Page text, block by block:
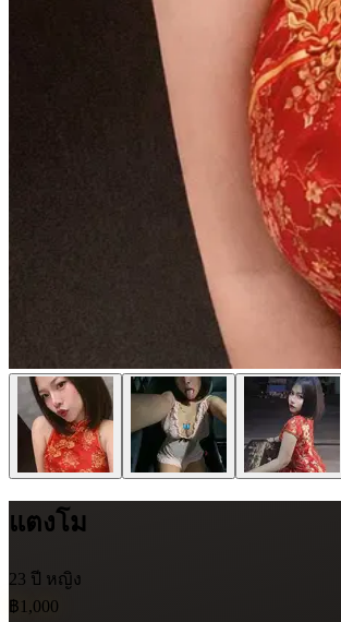
แตงโม
23 ปี หญิง
฿1,000